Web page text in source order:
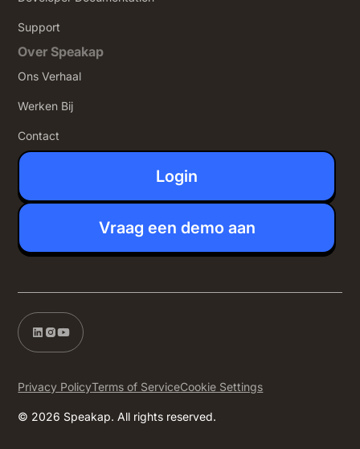
Support
Over Speakap
Ons Verhaal
Werken Bij
Contact
Login
Vraag een demo aan
© 2026 Speakap. All rights reserved.
Privacy PolicyTerms of ServiceCookie Settings